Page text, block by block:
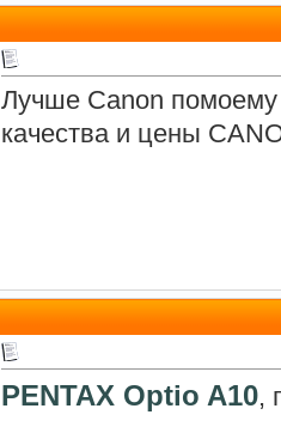
Лучше Canon помоему
качества и цены
PENTAX Optio A10,